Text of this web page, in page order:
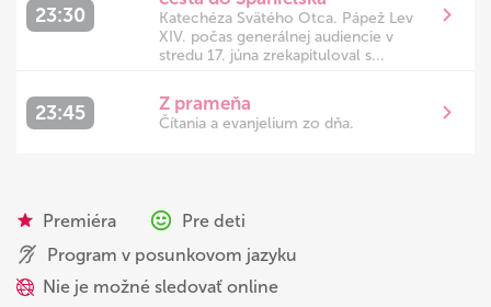
23:30
Katechéza Svätého Otca. Pápež Lev
XIV. počas generálnej audiencie v
stredu 17. júna zrekapituloval s...
23:45 Z prameňa
Čítania a evanjelium zo dňa.
Premiéra
Pre deti
Program v posunkovom jazyku
Nie je možné sledovať online